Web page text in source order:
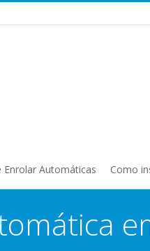
Enrolar Automáticas Como